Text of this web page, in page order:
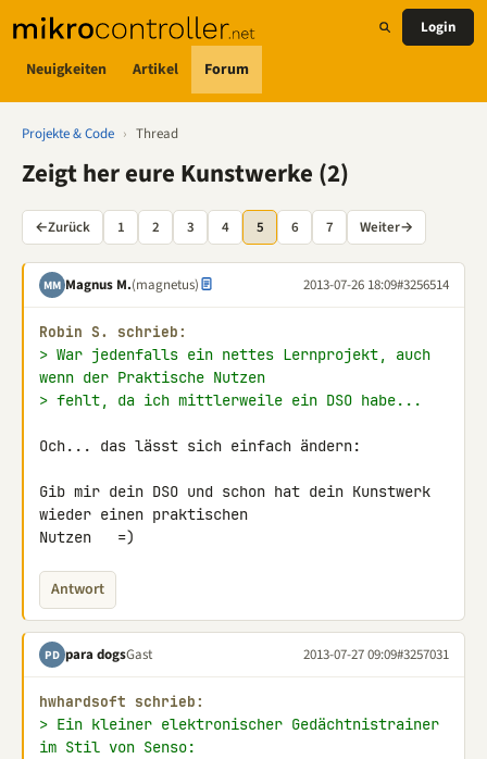
Neuigkeiten Artikel Forum
Login
Projekte & Code › Thread
Zeigt her eure Kunstwerke (2)
←Zurück 1 2 3 4 5 6 7 Weiter→
MM Magnus M.(magnetus) 2013-07-26 18:09#3256514
Robin S. schrieb:
> War jedenfalls ein nettes Lernprojekt, auch
wenn der Praktische Nutzen
> fehlt, da ich mittlerweile ein DSO habe...
Och... das lässt sich einfach ändern:
Gib mir dein DSO und schon hat dein Kunstwerk
wieder einen praktischen
Nutzen   =)
Antwort
PD para dogsGast 2013-07-27 09:09#3257031
hwhardsoft schrieb:
> Ein kleiner elektronischer Gedächtnistrainer
im Stil von Senso: